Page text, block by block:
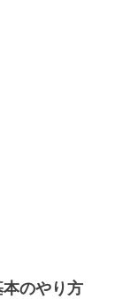
のやり方